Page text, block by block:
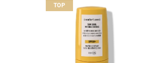
TOP